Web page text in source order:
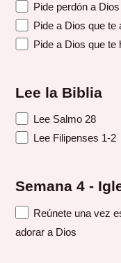
Pide perdón a
Pide a Dios que te
Pide a Dios que te
Lee la Biblia
Lee Salmo 28
Lee Filipenses 1-2
Semana 4 -
Reúnete una vez
adorar a Dios